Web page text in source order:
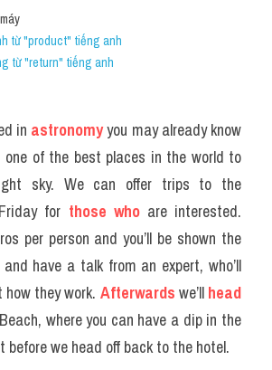
từ "product" tiếng anh
từ "return" tiếng anh
in astronomy you may already know
sky. We can offer trips to the
for those who are interested.
per person and you’ll be shown the
how they work. Afterwards we’ll head
where you can have a dip in the
before we head off back to the hotel.